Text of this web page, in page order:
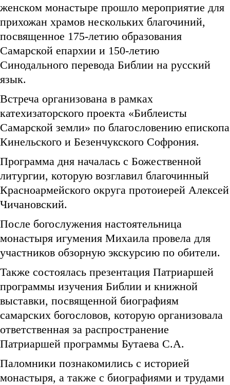
женском монастыре прошло мероприятие для
прихожан храмов нескольких благочиний,
посвященное 175-летию образования
Самарской епархии и 150-летию
Синодального перевода Библии на русский
язык.
Встреча организована в рамках
катехизаторского проекта «Библеисты
Самарской земли» по благословению епископа
Кинельского и Безенчукского Софрония.
Программа дня началась с Божественной
литургии, которую возглавил благочинный
Красноармейского округа протоиерей Алексей
Чичановский.
После богослужения настоятельница
монастыря игумения Михаила провела для
участников обзорную экскурсию по обители.
Также состоялась презентация Патриаршей
программы изучения Библии и книжной
выставки, посвященной биографиям
самарских богословов, которую организовала
ответственная за распространение
Патриаршей программы Бутаева С.А.
Паломники познакомились с историей
монастыря, а также с биографиями и трудами